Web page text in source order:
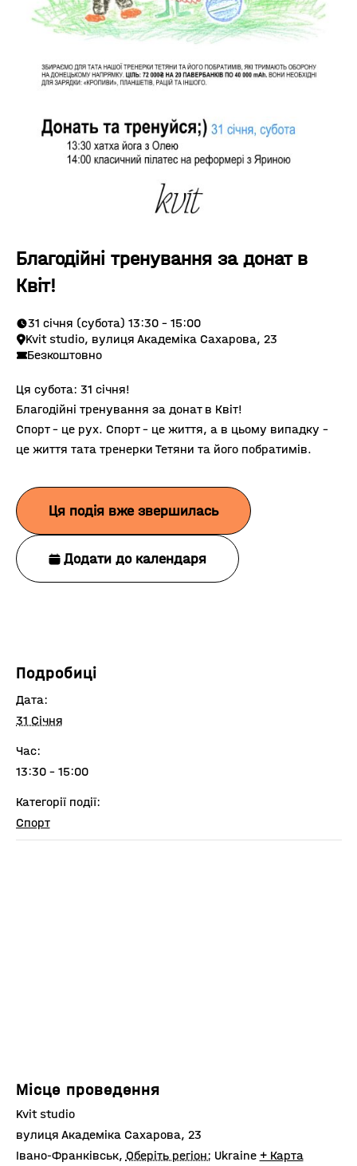
Благодійні тренування за донат в
Квіт!
31 січня (субота) 13:30 - 15:00
Kvit studio, вулиця Академіка Сахарова, 23
Безкоштовно
Ця субота: 31 січня!
Благодійні тренування за донат в Квіт!
Спорт – це рух. Спорт – це життя, а в цьому випадку –
це життя тата тренерки Тетяни та його побратимів.
Ця подія вже звершилась
Додати до календаря
Подробиці
Дата:
31 Січня
Час:
13:30 - 15:00
Категорії події:
Спорт
Місце проведення
Kvit studio
вулиця Академіка Сахарова, 23
Івано-Франківськ, Оберіть регіон: Ukraine + Карта